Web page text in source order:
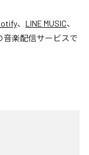
、 LINE MUSIC、
音楽配信サービスで